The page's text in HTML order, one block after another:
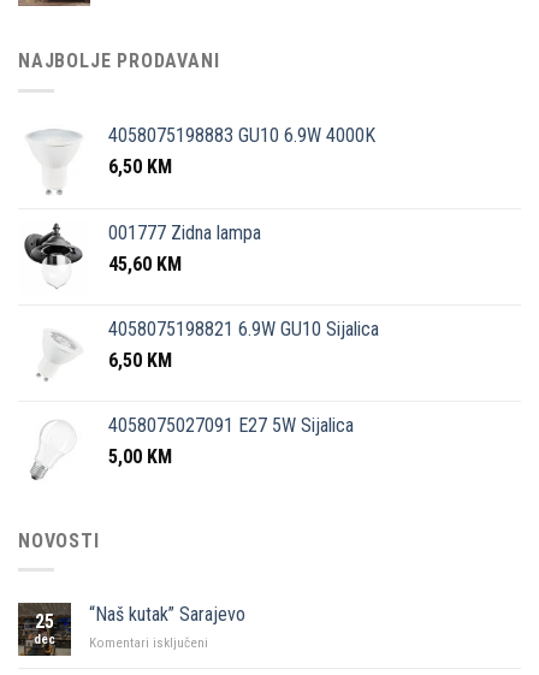
NAJBOLJE PRODAVANI
4058075198883 GU10 6.9W 4000K
6,50 KM
001777 Zidna lampa
45,60 KM
4058075198821 6.9W GU10 Sijalica
6,50 KM
4058075027091 E27 5W Sijalica
5,00 KM
NOVOSTI
25
dec
“Naš kutak” Sarajevo
Komentari isključeni